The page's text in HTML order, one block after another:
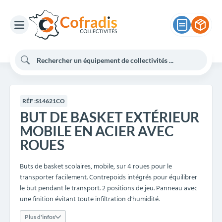
RÉF :S14621CO
BUT DE BASKET EXTÉRIEUR
MOBILE EN ACIER AVEC
ROUES
Buts de basket scolaires, mobile, sur 4 roues pour le
transporter facilement.Contrepoids intégrés pour équilibrer
le but pendant le transport. 2 positions de jeu.Panneau avec
une finition évitant toute infiltration d'humidité.
Plus d'infos